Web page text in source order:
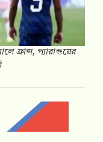
ফ্রান্স, প্যারাগুয়ের